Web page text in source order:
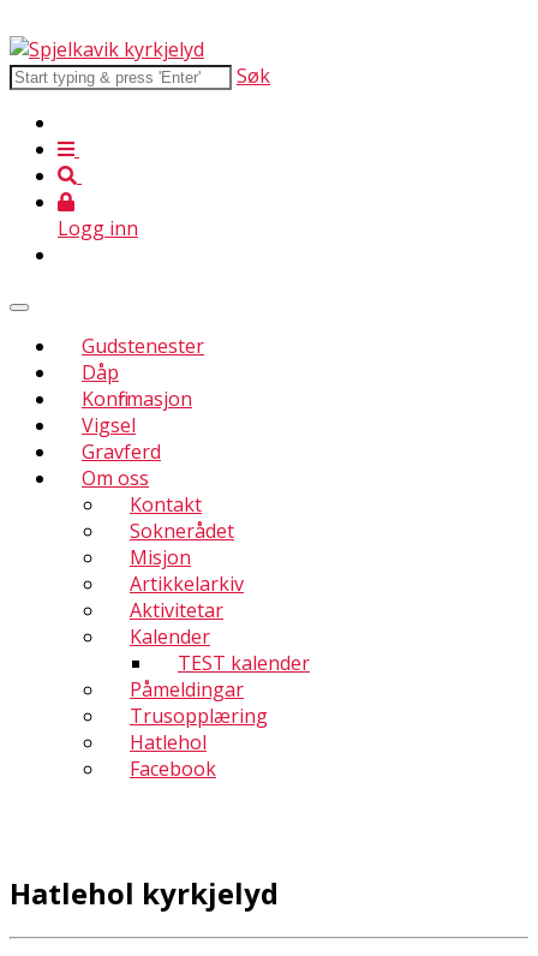
Søk
Logg inn
Gudstenester
Dåp
Konfirmasjon
Vigsel
Gravferd
Om oss
Kontakt
Soknerådet
Misjon
Artikkelarkiv
Aktivitetar
Kalender
TEST kalender
Påmeldingar
Trusopplæring
Hatlehol
Facebook
Hatlehol kyrkjelyd